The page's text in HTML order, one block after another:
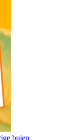
buien